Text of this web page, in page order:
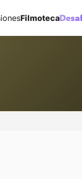
Filmoteca